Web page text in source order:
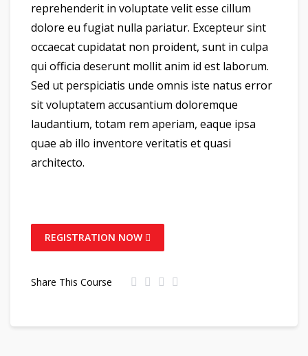
reprehenderit in voluptate velit esse cillum
dolore eu fugiat nulla pariatur. Excepteur sint
occaecat cupidatat non proident, sunt in culpa
qui officia deserunt mollit anim id est laborum.
Sed ut perspiciatis unde omnis iste natus error
sit voluptatem accusantium doloremque
laudantium, totam rem aperiam, eaque ipsa
quae ab illo inventore veritatis et quasi
architecto.
REGISTRATION NOW
Share This Course